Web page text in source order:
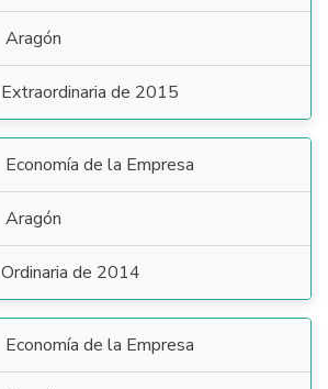
Aragón
Extraordinaria de 2015
Economía de la Empresa
Aragón
Ordinaria de 2014
Economía de la Empresa